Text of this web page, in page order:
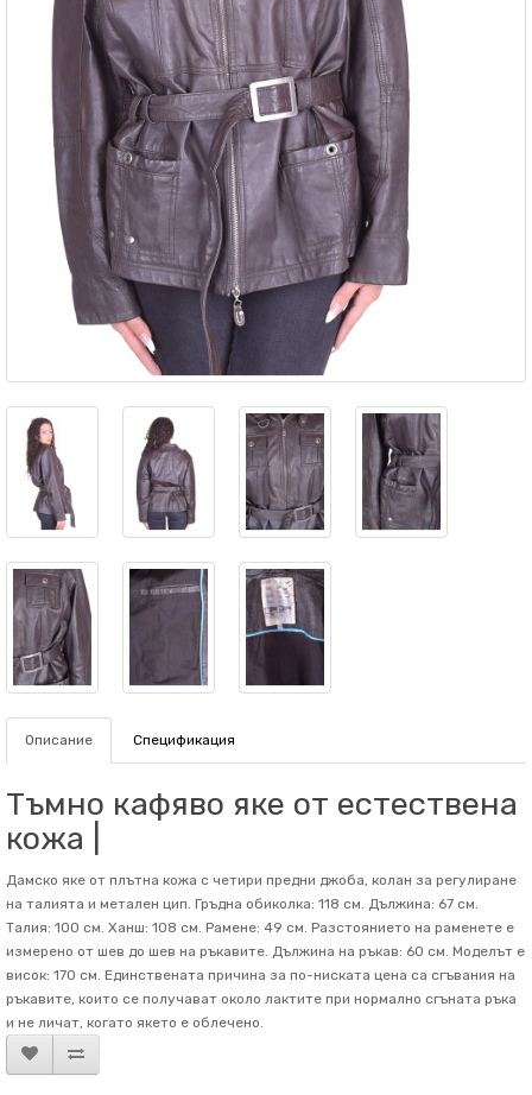
Описание Спецификация
Тъмно кафяво яке от естествена
кожа |
Дамско яке от плътна кожа с четири предни джоба, колан за регулиране
на талията и метален цип. Гръдна обиколка: 118 см. Дължина: 67 см.
Талия: 100 см. Ханш: 108 см. Рамене: 49 см. Разстоянието на раменете е
измерено от шев до шев на ръкавите. Дължина на ръкав: 60 см. Mоделът е
висок: 170 см. Единствената причина за по-ниската цена са сгъвания на
ръкавите, които се получават около лактите при нормално сгъната ръка
и не личат, когато якето е облечено.